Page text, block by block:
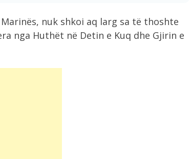
nuk shkoi aq larg sa të thoshte
nga Huthët në Detin e Kuq dhe Gjirin e
Vrasja e 20-vjeçarit në Korçë, flet
banorja:...